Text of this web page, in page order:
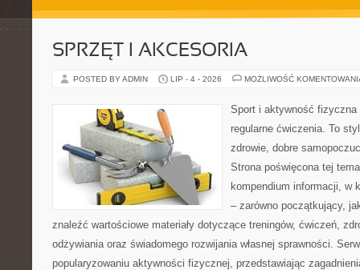
SPRZĘT I AKCESORIA
POSTED BY ADMIN LIP - 4 - 2026 MOŻLIWOŚĆ
Sport i aktywność
regularne ćwiczenia. To
zdrowie, dobre
Strona poświęcona tej
kompendium informacji, w
– zarówno początkujący,
znaleźć wartościowe materiały dotyczące treningów, ćwiczeń,
odżywiania oraz świadomego rozwijania własnej sprawności.
popularyzowaniu aktywności fizycznej, przedstawiając